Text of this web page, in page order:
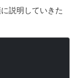
説明していきた